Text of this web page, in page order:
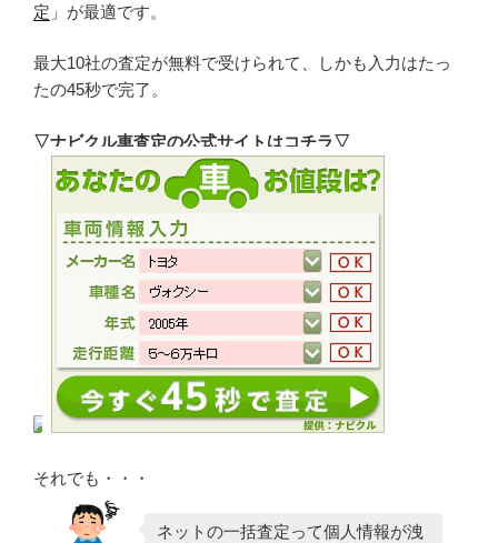
定 」が最適です。
最大10社の査定が無料で受けられて、しかも入力はたっ
たの45秒で完了。
▽ナビクル車査定の公式サイトはコチラ▽
それでも・・・
ネットの一括査定って個人情報が洩